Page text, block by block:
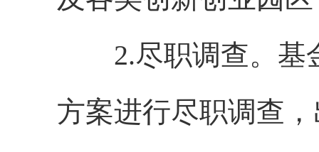
2.尽职调查。基
方案进行尽职调查